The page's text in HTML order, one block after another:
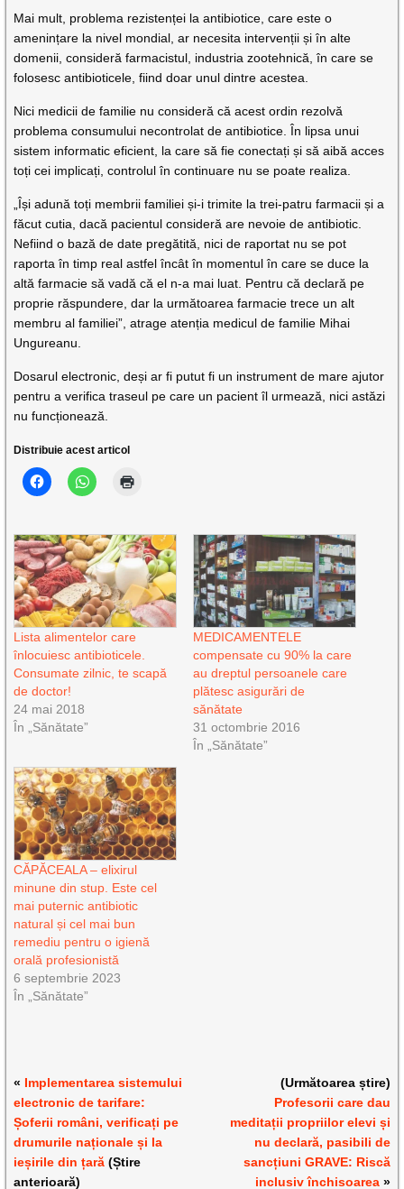
Mai mult, problema rezistenței la antibiotice, care este o
amenințare la nivel mondial, ar necesita intervenții și în alte
domenii, consideră farmacistul, industria zootehnică, în care se
folosesc antibioticele, fiind doar unul dintre acestea.
Nici medicii de familie nu consideră că acest ordin rezolvă
problema consumului necontrolat de antibiotice. În lipsa unui
sistem informatic eficient, la care să fie conectați și să aibă acces
toți cei implicați, controlul în continuare nu se poate realiza.
„Își adună toți membrii familiei și-i trimite la trei-patru farmacii și a
făcut cutia, dacă pacientul consideră are nevoie de antibiotic.
Nefiind o bază de date pregătită, nici de raportat nu se pot
raporta în timp real astfel încât în momentul în care se duce la
altă farmacie să vadă că el n-a mai luat. Pentru că declară pe
proprie răspundere, dar la următoarea farmacie trece un alt
membru al familiei”, atrage atenția medicul de familie Mihai
Ungureanu.
Dosarul electronic, deși ar fi putut fi un instrument de mare ajutor
pentru a verifica traseul pe care un pacient îl urmează, nici astăzi
nu funcționează.
Distribuie acest articol
Lista alimentelor care
înlocuiesc antibioticele.
Consumate zilnic, te scapă
de doctor!
24 mai 2018
În „Sănătate”
MEDICAMENTELE
compensate cu 90% la care
au dreptul persoanele care
plătesc asigurări de
sănătate
31 octombrie 2016
În „Sănătate”
CĂPĂCEALA – elixirul
minune din stup. Este cel
mai puternic antibiotic
natural și cel mai bun
remediu pentru o igienă
orală profesionistă
6 septembrie 2023
În „Sănătate”
« Implementarea sistemului
electronic de tarifare:
Șoferii români, verificați pe
drumurile naționale și la
ieșirile din țară (Știre
anterioară)
(Următoarea știre)
Profesorii care dau
meditații propriilor elevi și
nu declară, pasibili de
sancțiuni GRAVE: Riscă
inclusiv închisoarea»